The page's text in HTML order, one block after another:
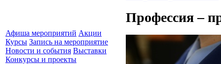
Афиша мероприятий Акции
Курсы Запись на мероприятие
Новости и события Выставки
Конкурсы и проекты
Профессия –